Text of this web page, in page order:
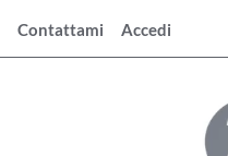
Contattami Accedi